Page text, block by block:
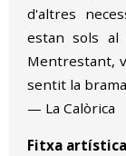
d'altres
estan sols
Mentrestant,
sentit la
— La Calòrica
Fitxa